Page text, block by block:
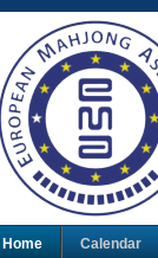
Home Calendar